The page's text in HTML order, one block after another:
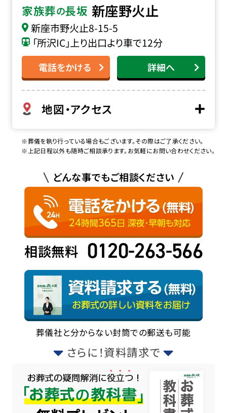
家族葬の長坂 新座野火止
新座市野火止8-15-5
「所沢IC」上り出口より車で12分
電話をかける 詳細へ
地図・アクセス
※葬儀を執り行っている場合もございます。その際はご了承ください。
※上記日程以外も随時ご相談承ります。お気軽にお問い合わせください。
どんな事でもご相談ください
相談無料 0120-263-566
葬儀社と分からない封筒での郵送も可能
さらに！資料請求で